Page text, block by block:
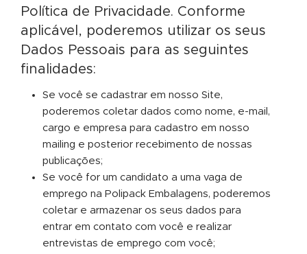
Política de Privacidade. Conforme
aplicável, poderemos utilizar os seus
Dados Pessoais para as seguintes
finalidades:
Se você se cadastrar em nosso Site,
poderemos coletar dados como nome, e-mail,
cargo e empresa para cadastro em nosso
mailing e posterior recebimento de nossas
publicações;
Se você for um candidato a uma vaga de
emprego na Polipack Embalagens, poderemos
coletar e armazenar os seus dados para
entrar em contato com você e realizar
entrevistas de emprego com você;